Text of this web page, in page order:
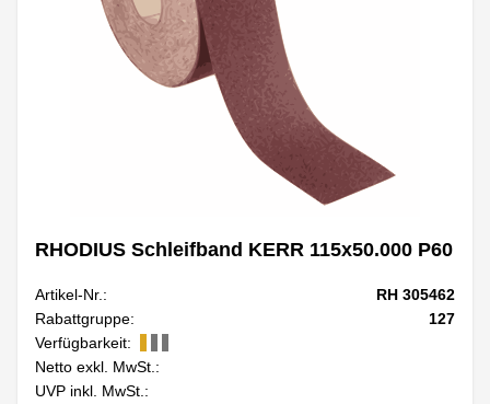
RHODIUS Schleifband KERR 115x50.000 P60
Artikel-Nr.:
RH 305462
Rabattgruppe:
127
Verfügbarkeit:
Netto exkl. MwSt.:
UVP inkl. MwSt.: